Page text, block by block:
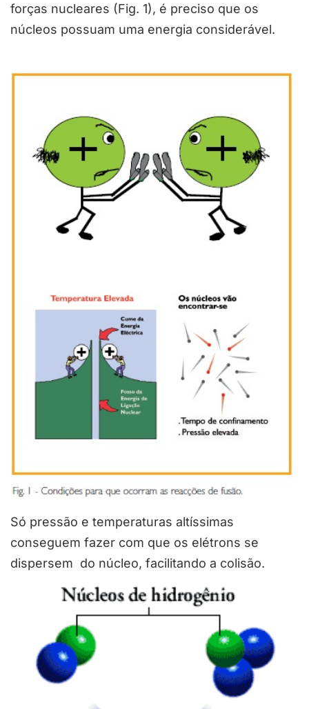
forças nucleares (Fig. 1), é preciso que os
núcleos possuam uma energia considerável.
Só pressão e temperaturas altíssimas
conseguem fazer com que os elétrons se
dispersem do núcleo, facilitando a colisão.